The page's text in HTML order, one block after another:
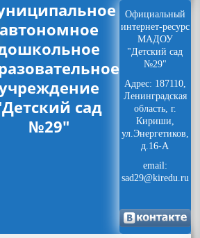
автономное
сад
№29"
Официальный
интернет-ресурс
МАДОУ
"Детский сад
№29"
Адрес: 187110,
Ленинградская
область, г.
Кириши,
ул.Энергетиков,
д.16-А
email:
sad29@kiredu.ru